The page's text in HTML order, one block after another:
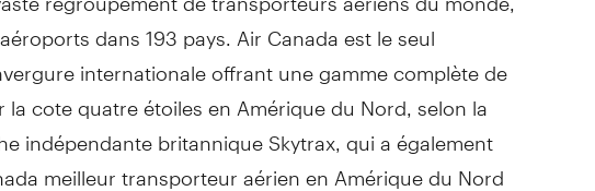
dans 193 pays. Air Canada est le seul
internationale offrant une gamme complète de
la cote quatre étoiles en Amérique du Nord, selon la
indépendante britannique Skytrax, qui a également
meilleur transporteur aérien en Amérique du Nord